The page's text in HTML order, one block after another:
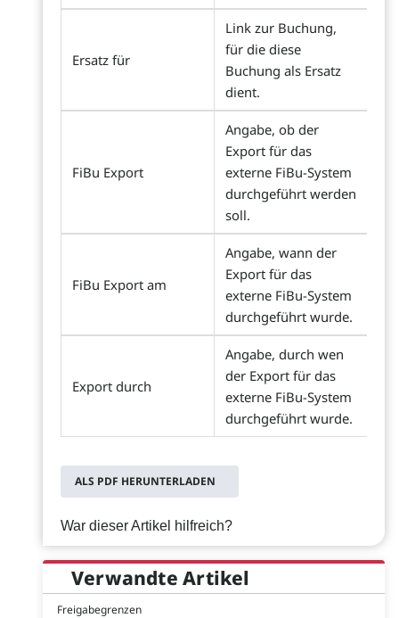
Ersatz für
Link zur Buchung,
für die diese
Buchung als Ersatz
dient.
FiBu Export
Angabe, ob der
Export für das
externe FiBu-System
durchgeführt werden
soll.
FiBu Export am
Angabe, wann der
Export für das
externe FiBu-System
durchgeführt wurde.
Export durch
Angabe, durch wen
der Export für das
externe FiBu-System
durchgeführt wurde.
ALS PDF HERUNTERLADEN
War dieser Artikel hilfreich?
Verwandte Artikel
Freigabegrenzen